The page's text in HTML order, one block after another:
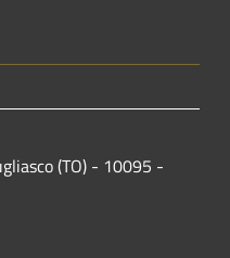
(TO) - 10095 -